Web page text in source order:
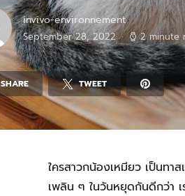
invivo-environnement
September 28, 2022 2 minute
SHARE TWEET
ใครสาวกน้องเหมียว เป็นทา
เพลิน ๆ ในวันหยุดกันดีกว่า